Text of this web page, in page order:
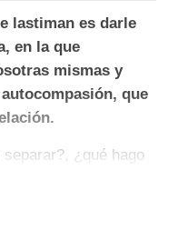
lastiman es darle
en la que
mismas y
que
¿qué hago
mi tiempo libre?,